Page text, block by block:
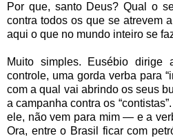
Por que, santo Deus? Qual o
contra todos os que se atrevem
aqui o que no mundo inteiro se
Muito simples. Eusébio
controle, uma gorda verba para
com a qual vai abrindo os seus
a campanha contra os
ele, não vem para mim — e a
Ora, entre o Brasil ficar com